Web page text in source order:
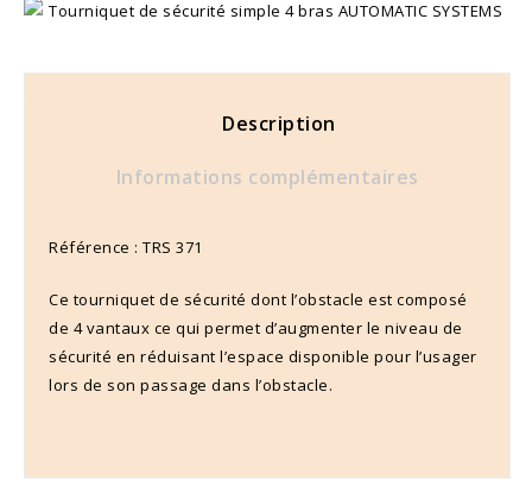
Description
Informations complémentaires
Référence : TRS 371
Ce tourniquet de sécurité dont l’obstacle est composé
de 4 vantaux ce qui permet d’augmenter le niveau de
sécurité en réduisant l’espace disponible pour l’usager
lors de son passage dans l’obstacle.